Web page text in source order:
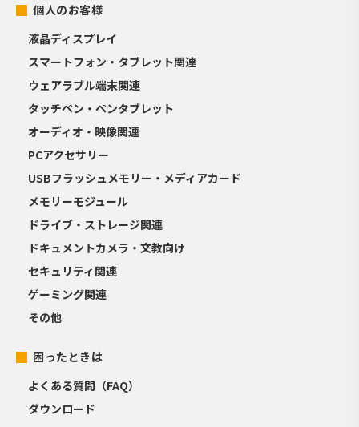
個人のお客様
液晶ディスプレイ
スマートフォン・タブレット関連
ウェアラブル端末関連
タッチペン・ペンタブレット
オーディオ・映像関連
PCアクセサリー
USBフラッシュメモリー・メディアカード
メモリーモジュール
ドライブ・ストレージ関連
ドキュメントカメラ・文教向け
セキュリティ関連
ゲーミング関連
その他
困ったときは
よくある質問（FAQ）
ダウンロード